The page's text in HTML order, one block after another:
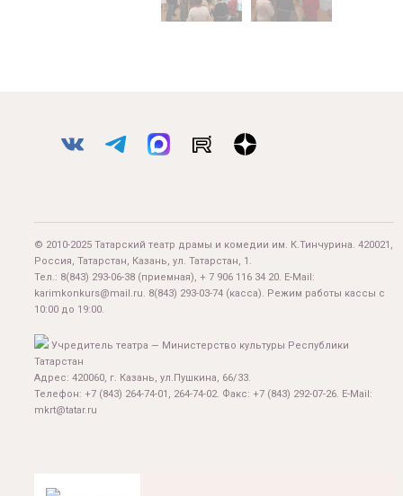
© 2010-2025 Татарский театр драмы и комедии им. К.Тинчурина. 420021,
Россия, Татарстан, Казань, ул. Татарстан, 1.
Тел.: 8(843) 293-06-38 (приемная), + 7 906 116 34 20. E-Mail:
karimkonkurs@mail.ru. 8(843) 293-03-74 (касса). Режим работы кассы с
10:00 до 19:00.
Учредитель театра — Министерство культуры Республики
Татарстан
Адрес: 420060, г. Казань, ул.Пушкина, 66/33.
Телефон: +7 (843) 264-74-01, 264-74-02. Факс: +7 (843) 292-07-26. E-Mail:
mkrt@tatar.ru